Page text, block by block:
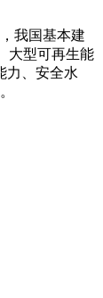
我国基本建
大型可再生能
力、安全水